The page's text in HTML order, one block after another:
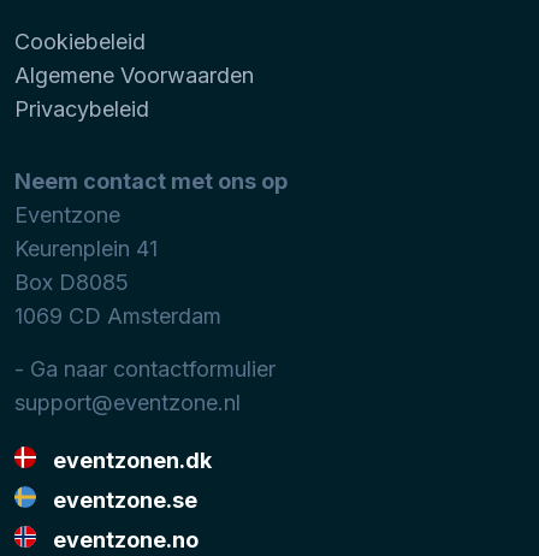
Cookiebeleid
Algemene Voorwaarden
Privacybeleid
Neem contact met ons op
Eventzone
Keurenplein 41
Box D8085
1069 CD Amsterdam
- Ga naar contactformulier
support@eventzone.nl
eventzonen.dk
eventzone.se
eventzone.no